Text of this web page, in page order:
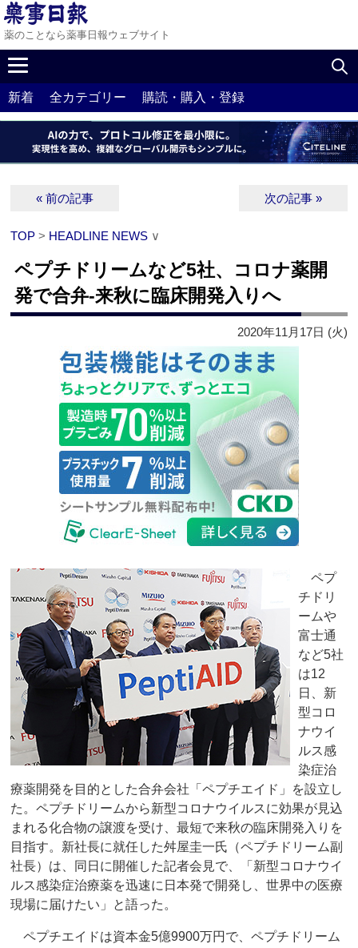
薬のことなら薬事日報ウェブサイト
新着 全カテゴリー 購読・購入・登録
« 前の記事 次の記事 »
TOP > HEADLINE NEWS ∨
ペプチドリームなど5社、コロナ薬開
発で合弁‐来秋に臨床開発入りへ
2020年11月17日 (火)
ペプ
チドリ
ームや
富士通
など5社
は12
日、新
型コロ
ナウイ
ルス感
染症治
療薬開発を目的とした合弁会社「ペプチエイド」を設立し
た。ペプチドリームから新型コロナウイルスに効果が見込
まれる化合物の譲渡を受け、最短で来秋の臨床開発入りを
目指す。新社長に就任した舛屋圭一氏（ペプチドリーム副
社長）は、同日に開催した記者会見で、「新型コロナウイ
ルス感染症治療薬を迅速に日本発で開発し、世界中の医療
現場に届けたい」と語った。
ペプチエイドは資本金5億9900万円で、ペプチドリーム